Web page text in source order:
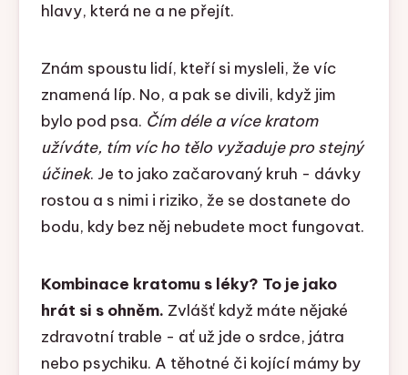
hlavy, která ne a ne přejít.
Znám spoustu lidí, kteří si mysleli, že víc
znamená líp. No, a pak se divili, když jim
bylo pod psa. Čím déle a více kratom
užíváte, tím víc ho tělo vyžaduje pro stejný
účinek. Je to jako začarovaný kruh - dávky
rostou a s nimi i riziko, že se dostanete do
bodu, kdy bez něj nebudete moct fungovat.
Kombinace kratomu s léky? To je jako
hrát si s ohněm. Zvlášť když máte nějaké
zdravotní trable - ať už jde o srdce, játra
nebo psychiku. A těhotné či kojící mámy by